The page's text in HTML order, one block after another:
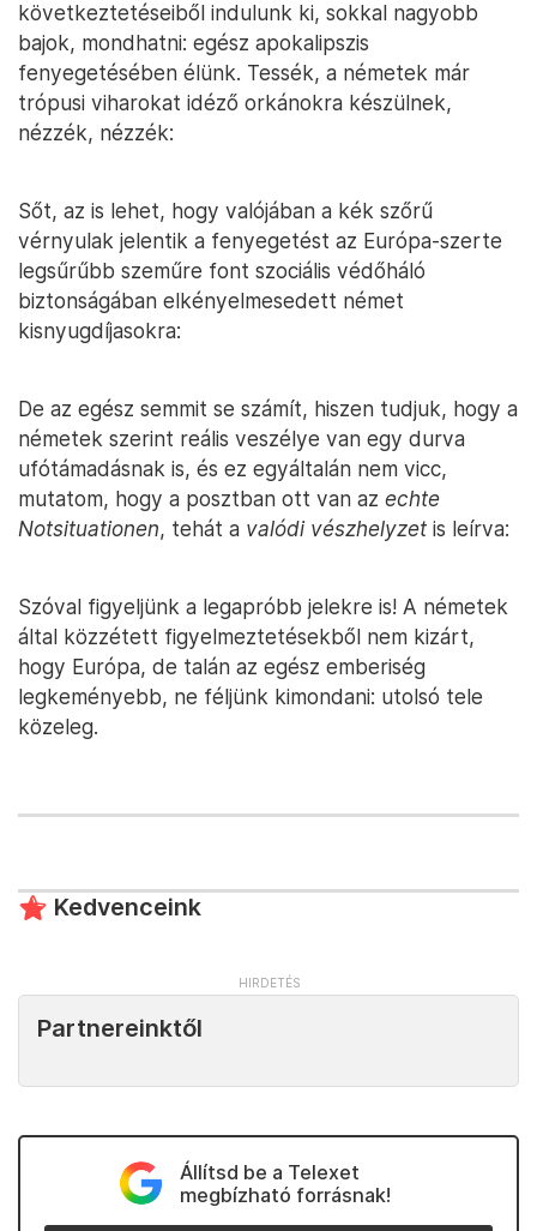
következtetéseiből indulunk ki, sokkal nagyobb
bajok, mondhatni: egész apokalipszis
fenyegetésében élünk. Tessék, a németek már
trópusi viharokat idéző orkánokra készülnek,
nézzék, nézzék:
Sőt, az is lehet, hogy valójában a kék szőrű
vérnyulak jelentik a fenyegetést az Európa-szerte
legsűrűbb szeműre font szociális védőháló
biztonságában elkényelmesedett német
kisnyugdíjasokra:
De az egész semmit se számít, hiszen tudjuk, hogy a
németek szerint reális veszélye van egy durva
ufótámadásnak is, és ez egyáltalán nem vicc,
mutatom, hogy a posztban ott van az echte
Notsituationen, tehát a valódi vészhelyzet is leírva:
Szóval figyeljünk a legapróbb jelekre is! A németek
által közzétett figyelmeztetésekből nem kizárt,
hogy Európa, de talán az egész emberiség
legkeményebb, ne féljünk kimondani: utolsó tele
közeleg.
Kedvenceink
Partnereinktől
Állítsd be a Telexet
megbízható forrásnak!